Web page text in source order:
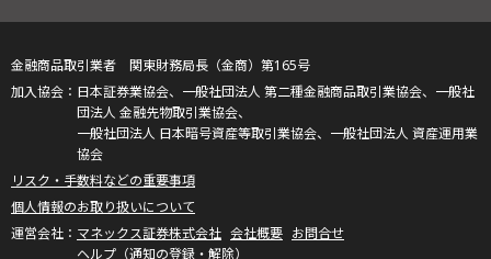
金融商品取引業者 関東財務局長（金商）第165号
日本証券業協会、一般社団法人 第二種金融商品取引業協会、一般社
団法人 金融先物取引業協会、
一般社団法人 日本暗号資産等取引業協会、一般社団法人 資産運用業
協会
リスク・手数料などの重要事項
個人情報のお取り扱いについて
マネックス証券株式会社 会社概要 お問合せ
ヘルプ（通知の登録・解除）